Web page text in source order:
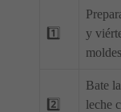
1️⃣
y
moldes
2️⃣
Bate
leche